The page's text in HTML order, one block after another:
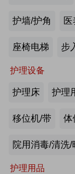
护墙/护角
座椅电梯 步
护理设备
护理床 护理
移位机/带 体
院用消毒/清洗/
护理用品
最新资讯
产业头条